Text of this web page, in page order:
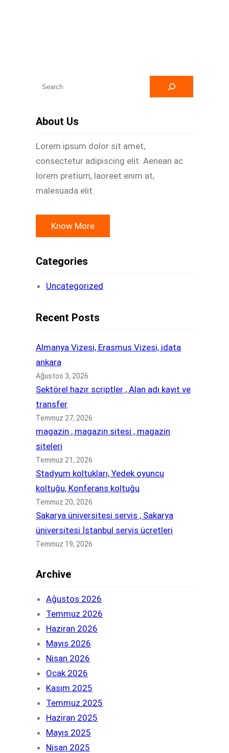
About Us
Lorem ipsum dolor sit amet,
consectetur adipiscing elit. Aenean ac
lorem pretium, laoreet enim at,
malesuada elit.
Know More
Categories
Uncategorized
Recent Posts
Almanya Vizesi, Erasmus Vizesi, idata
ankara
Ağustos 3, 2026
Sektörel hazır scriptler , Alan adı kayıt ve
transfer
Temmuz 27, 2026
magazin , magazin sitesi , magazin
siteleri
Temmuz 21, 2026
Stadyum koltukları, Yedek oyuncu
koltuğu, Konferans koltuğu
Temmuz 20, 2026
Sakarya üniversitesi servis , Sakarya
üniversitesi İstanbul servis ücretleri
Temmuz 19, 2026
Archive
Ağustos 2026
Temmuz 2026
Haziran 2026
Mayıs 2026
Nisan 2026
Ocak 2026
Kasım 2025
Temmuz 2025
Haziran 2025
Mayıs 2025
Nisan 2025